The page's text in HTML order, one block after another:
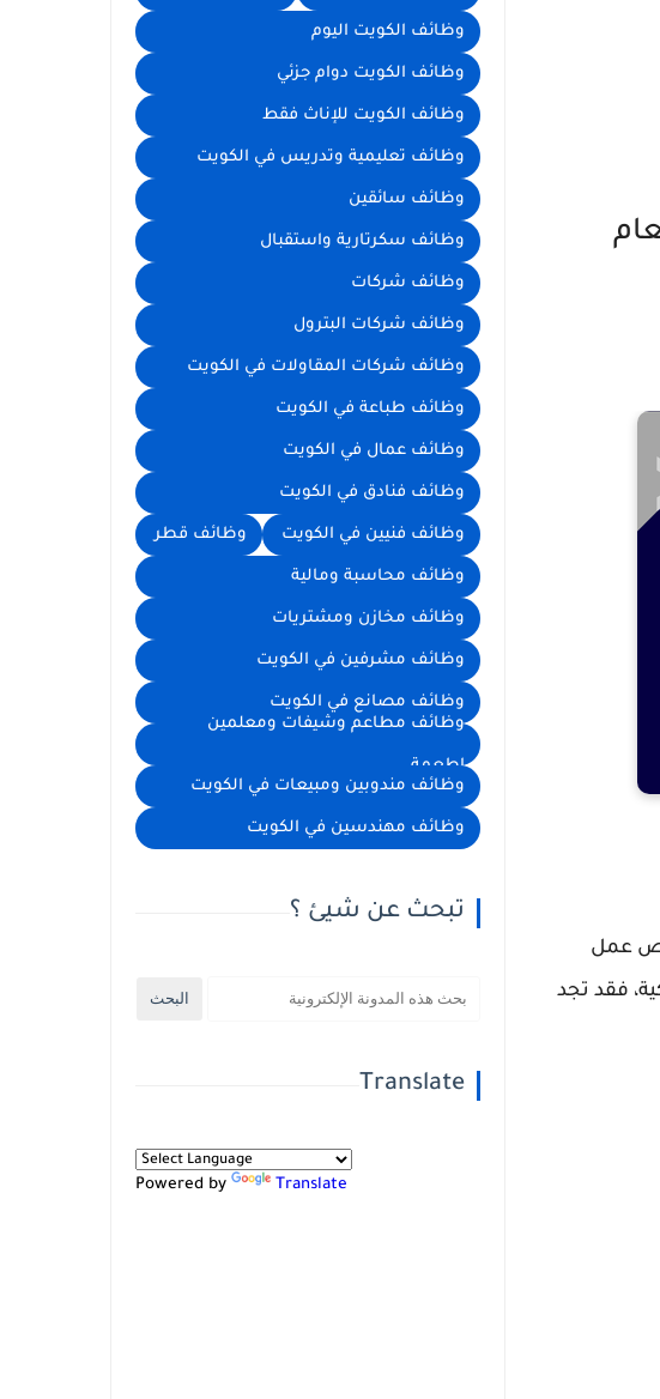
عمل
فقد تجد
وظائف الكويت اليوم
وظائف الكويت دوام جزئي
وظائف الكويت للإناث فقط
وظائف تعليمية وتدريس في الكويت
وظائف سائقين
وظائف سكرتارية واستقبال
وظائف شركات
وظائف شركات البترول
وظائف شركات المقاولات في الكويت
وظائف طباعة في الكويت
وظائف عمال في الكويت
وظائف فنادق في الكويت
وظائف فنيين في الكويت وظائف قطر
وظائف محاسبة ومالية
وظائف مخازن ومشتريات
وظائف مشرفين في الكويت
وظائف مصانع في الكويت
وظائف مطاعم وشيفات ومعلمين
اطعمة
وظائف مندوبين ومبيعات في الكويت
وظائف مهندسين في الكويت
تبحث عن شيئ ؟
Translate
Powered by Translate